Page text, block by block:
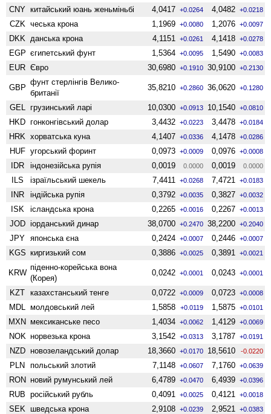
CNY китайський юань женьмiньбi 4,0417 +0.0264 4,0482 +0.0218
CZK чеська крона 1,1969 +0.0080 1,2076 +0.0097
DKK данська крона 4,1151 +0.0261 4,1418 +0.0278
EGP єгипетський фунт 1,5364 +0.0095 1,5490 +0.0083
EUR Євро 30,6980 +0.1910 30,9100 +0.2130
GBP
фунт стерлінгів Велико­
британії
35,8210 +0.2860 36,0620 +0.1280
GEL грузинський ларі 10,0300 +0.0913 10,1540 +0.0810
HKD гонконгівський долар 3,4432 +0.0223 3,4478 +0.0184
HRK хорватська куна 4,1407 +0.0336 4,1478 +0.0286
HUF угорський форинт 0,0973 +0.0009 0,0976 +0.0008
IDR індонезійська рупія 0,0019 0.0000 0,0019 0.0000
ILS ізраїльський шекель 7,4411 +0.0268 7,4721 +0.0183
INR індійська рупія 0,3792 +0.0035 0,3827 +0.0032
ISK ісландська крона 0,2265 +0.0016 0,2267 +0.0013
JOD іорданський динар 38,0700 +0.2470 38,2200 +0.2040
JPY японська єна 0,2424 +0.0007 0,2446 +0.0007
KGS киргизький сом 0,3886 +0.0025 0,3891 +0.0021
KRW
піденно-корейська вона
(Корея)
0,0242 +0.0001 0,0243 +0.0001
KZT казахстанський тенге 0,0722 +0.0009 0,0723 +0.0008
MDL молдовський лей 1,5858 +0.0119 1,5875 +0.0101
MXN мексиканське песо 1,4034 +0.0062 1,4129 +0.0069
NOK норвезька крона 3,1542 +0.0313 3,1787 +0.0191
NZD ново­зеландський долар 18,3660 +0.0170 18,5610 -0.0220
PLN польський злотий 7,1148 +0.0607 7,1760 +0.0639
RON новий румунський лей 6,4789 +0.0470 6,4939 +0.0396
RUB російський рубль 0,4091 +0.0025 0,4121 +0.0018
SEK шведська крона 2,9108 +0.0239 2,9521 +0.0383